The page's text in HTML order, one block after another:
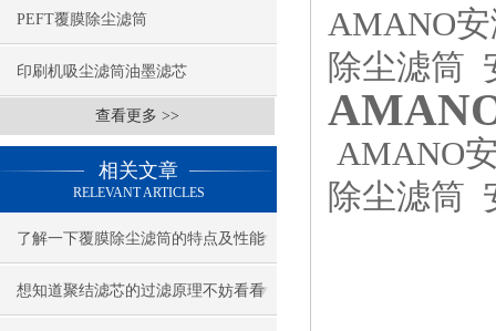
PEFT覆膜除尘滤筒
印刷机吸尘滤筒油墨滤芯
查看更多 >>
相关文章
RELEVANT ARTICLES
了解一下覆膜除尘滤筒的特点及性能
有哪些吧
想知道聚结滤芯的过滤原理不妨看看
AMANO
除尘滤筒
AMANO
除尘滤筒